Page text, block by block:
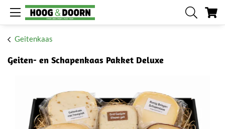
Geitenkaas
Geiten- en Schapenkaas Pakket Deluxe